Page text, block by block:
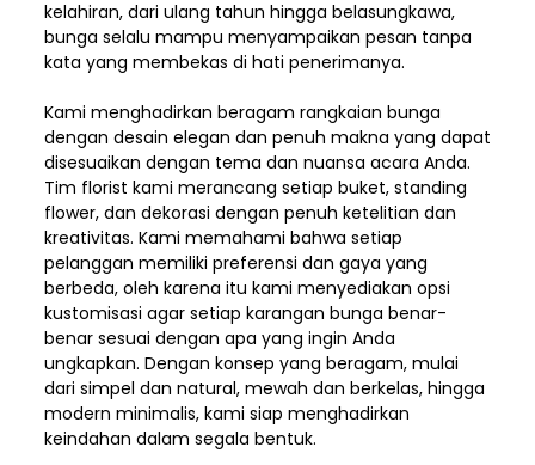
kelahiran, dari ulang tahun hingga belasungkawa,
bunga selalu mampu menyampaikan pesan tanpa
kata yang membekas di hati penerimanya.
Kami menghadirkan beragam rangkaian bunga
dengan desain elegan dan penuh makna yang dapat
disesuaikan dengan tema dan nuansa acara Anda.
Tim florist kami merancang setiap buket, standing
flower, dan dekorasi dengan penuh ketelitian dan
kreativitas. Kami memahami bahwa setiap
pelanggan memiliki preferensi dan gaya yang
berbeda, oleh karena itu kami menyediakan opsi
kustomisasi agar setiap karangan bunga benar-
benar sesuai dengan apa yang ingin Anda
ungkapkan. Dengan konsep yang beragam, mulai
dari simpel dan natural, mewah dan berkelas, hingga
modern minimalis, kami siap menghadirkan
keindahan dalam segala bentuk.